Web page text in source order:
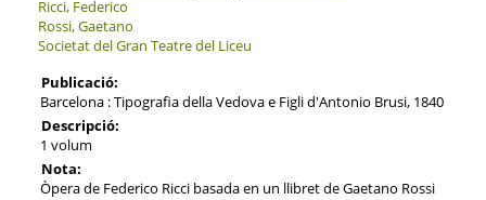
Ricci, Federico
Rossi, Gaetano
Societat del Gran Teatre del Liceu
Publicació:
Barcelona : Tipografia della Vedova e Figli d'Antonio Brusi, 1840
Descripció:
1 volum
Nota:
Òpera de Federico Ricci basada en un llibret de Gaetano Rossi